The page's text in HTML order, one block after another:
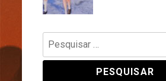
Pesquisar
por: